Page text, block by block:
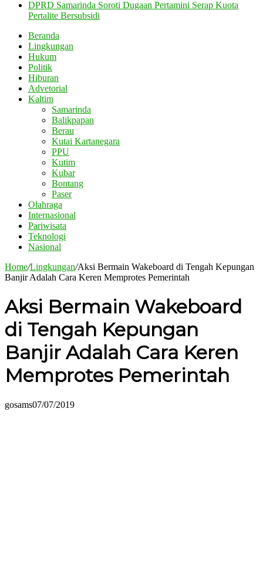
DPRD Samarinda Soroti Dugaan Pertamini Serap Kuota
Pertalite Bersubsidi
Beranda
Lingkungan
Hukum
Politik
Hiburan
Advetorial
Kaltim
Samarinda
Balikpapan
Berau
Kutai Kartanegara
PPU
Kutim
Kubar
Bontang
Paser
Olahraga
Internasional
Pariwisata
Teknologi
Nasional
Home/Lingkungan/Aksi Bermain Wakeboard di Tengah Kepungan
Banjir Adalah Cara Keren Memprotes Pemerintah
Aksi Bermain Wakeboard
di Tengah Kepungan
Banjir Adalah Cara Keren
Memprotes Pemerintah
gosams07/07/2019